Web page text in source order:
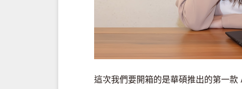
這次我們要開箱的是華碩推出的第一